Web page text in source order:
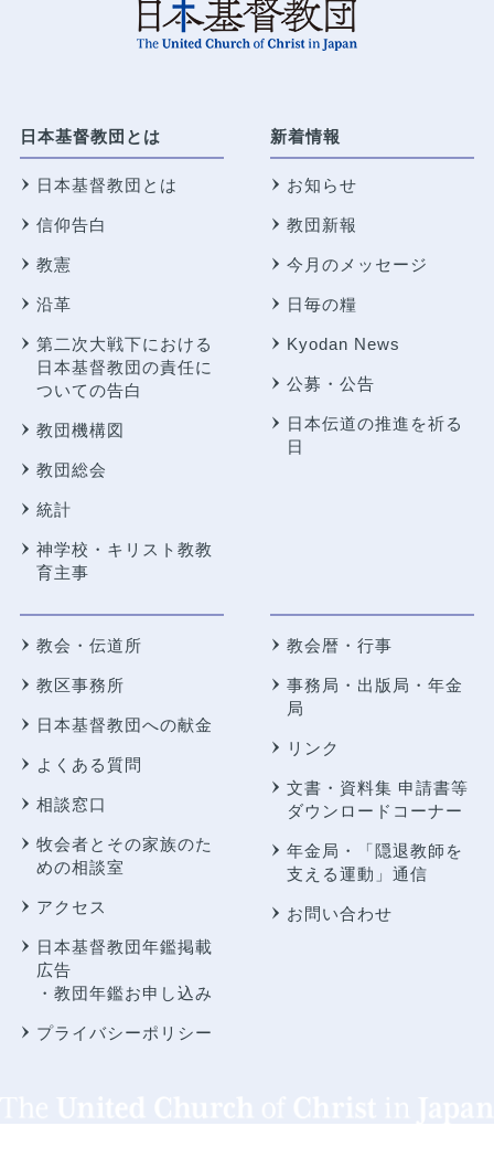
日本基督教団とは
日本基督教団とは
信仰告白
教憲
沿革
第二次大戦下における
日本基督教団の責任に
ついての告白
教団機構図
教団総会
統計
神学校・キリスト教教
育主事
新着情報
お知らせ
教団新報
今月のメッセージ
日毎の糧
Kyodan News
公募・公告
日本伝道の推進を祈る
日
教会・伝道所
教区事務所
日本基督教団への献金
よくある質問
相談窓口
牧会者とその家族のた
めの相談室
アクセス
日本基督教団年鑑掲載
広告
・教団年鑑お申し込み
プライバシーポリシー
教会暦・行事
事務局・出版局・年金
局
リンク
文書・資料集 申請書等
ダウンロードコーナー
年金局・
「隠退教師を
支える運動」通信
お問い合わせ